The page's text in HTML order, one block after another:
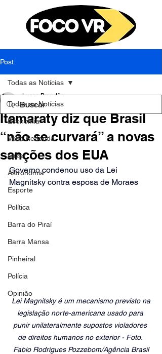
Post
Todas as Notícias
Economia
Volta Redonda
Lazer
Astronomia
Esporte
Política
Barra do Piraí
Barra Mansa
Pinheiral
Polícia
Opinião
Todas as Notícias
Itamaraty diz que Brasil
“não se curvará” a novas
sanções dos EUA
Lucas Brandão
22 de set. de 2025
Governo condenou uso da Lei
Magnitsky contra esposa de Moraes
Lei Magnitsky é um mecanismo previsto na
legislação norte-americana usado para
punir unilateralmente supostos violadores
de direitos humanos no exterior - Foto:
Fabio Rodrigues Pozzebom/Agência Brasil